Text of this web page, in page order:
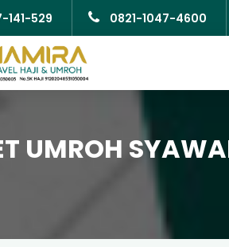
141-529 0821-1047-4600
UMROH